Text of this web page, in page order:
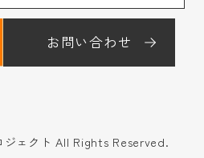
お問い合わせ
ジェクト All Rights Reserved.